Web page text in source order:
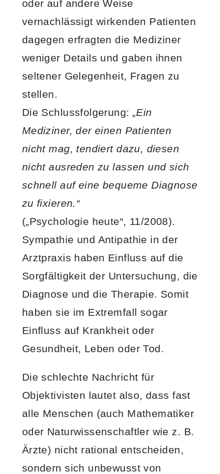
oder auf andere Weise
vernachlässigt wirkenden Patienten
dagegen erfragten die Mediziner
weniger Details und gaben ihnen
seltener Gelegenheit, Fragen zu
stellen.
Die Schlussfolgerung: „Ein
Mediziner, der einen Patienten
nicht mag, tendiert dazu, diesen
nicht ausreden zu lassen und sich
schnell auf eine bequeme Diagnose
zu fixieren.“
(„Psychologie heute“, 11/2008).
Sympathie und Antipathie in der
Arztpraxis haben Einfluss auf die
Sorgfältigkeit der Untersuchung, die
Diagnose und die Therapie. Somit
haben sie im Extremfall sogar
Einfluss auf Krankheit oder
Gesundheit, Leben oder Tod.
Die schlechte Nachricht für
Objektivisten lautet also, dass fast
alle Menschen (auch Mathematiker
oder Naturwissenschaftler wie z. B.
Ärzte) nicht rational entscheiden,
sondern sich unbewusst von